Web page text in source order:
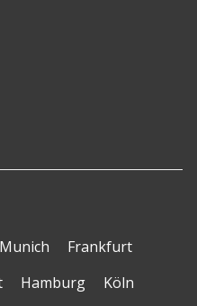
Munich
Frankfurt
Hamburg
Köln